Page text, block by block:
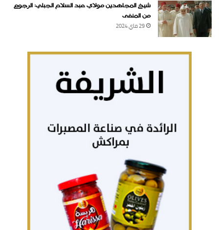
شيخ المجاهدين مولاي عبد السلام الجبلي: الرجوع
من المنفى
29 ماي 2024